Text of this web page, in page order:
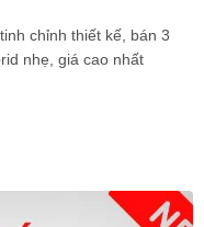
chỉnh thiết kế, bán 3
nhẹ, giá cao nhất